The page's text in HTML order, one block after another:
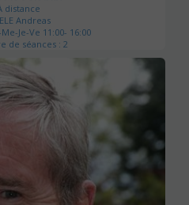
distance
Andreas
Je-Ve 11:00- 16:00
de séances : 2
80 €